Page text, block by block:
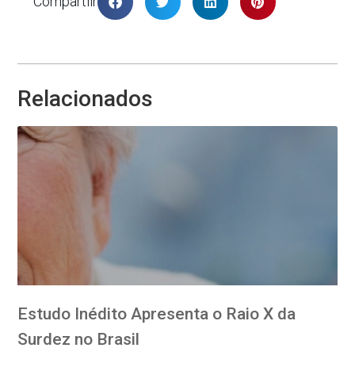
Relacionados
Estudo Inédito Apresenta o Raio X da
Surdez no Brasil